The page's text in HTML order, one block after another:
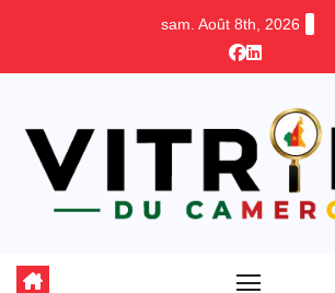
sam. Août 8th, 2026